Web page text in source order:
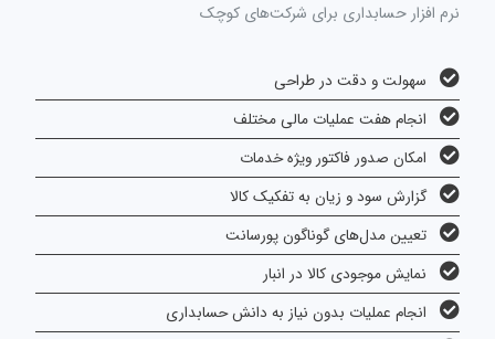
نرم افزار حسابداری برای شرکت‌های کوچک
سهولت و دقت در طراحی
انجام هفت عملیات مالی مختلف
امکان صدور فاکتور ویژه خدمات
گزارش سود و زیان به تفکیک کالا
تعیین مدل‌های گوناگون پورسانت
نمایش موجودی کالا در انبار
انجام عملیات بدون نیاز به دانش حسابداری